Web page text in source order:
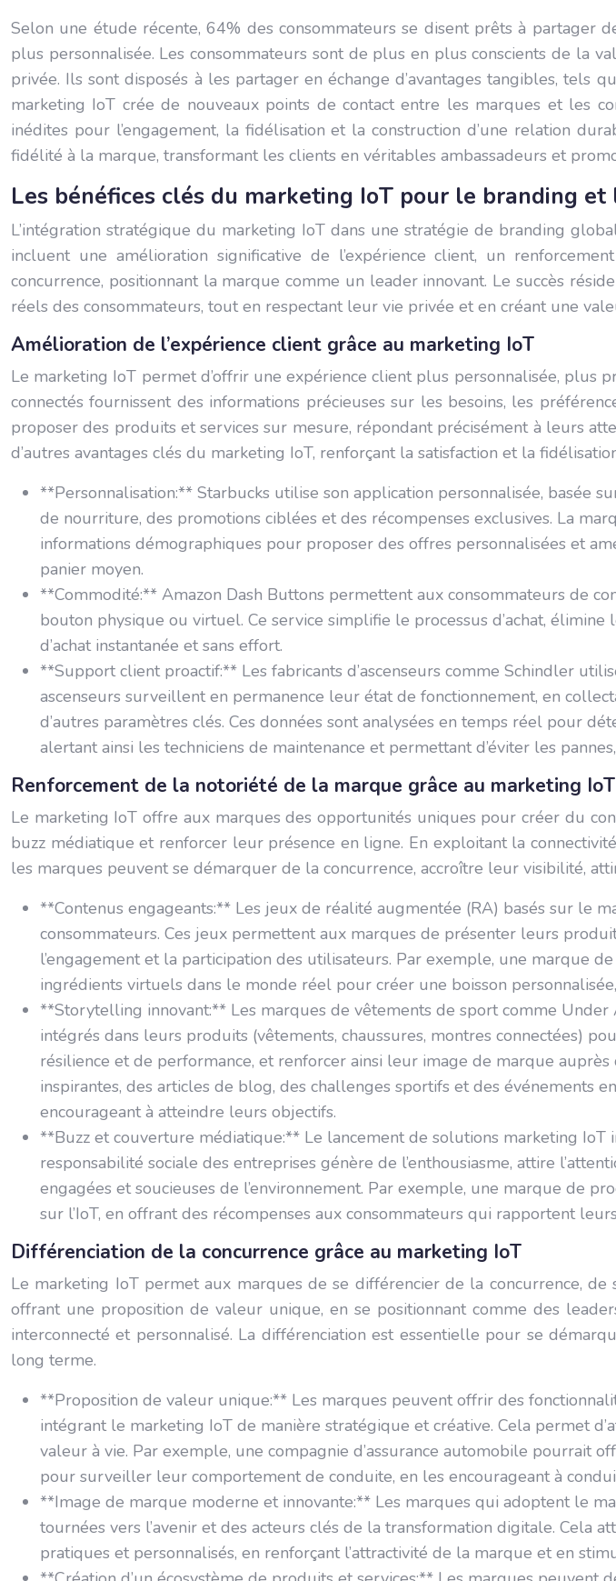
Selon une étude récente, 64% des consommateurs se disent prêts à partager
plus personnalisée. Les consommateurs sont de plus en plus conscients de la
privée. Ils sont disposés à les partager en échange d’avantages tangibles, tels
marketing IoT crée de nouveaux points de contact entre les marques et les
inédites pour l’engagement, la fidélisation et la construction d’une relation
fidélité à la marque, transformant les clients en véritables ambassadeurs et
Les bénéfices clés du marketing IoT pour le branding et
L’intégration stratégique du marketing IoT dans une stratégie de branding
incluent une amélioration significative de l’expérience client, un
concurrence, positionnant la marque comme un leader innovant. Le succès
réels des consommateurs, tout en respectant leur vie privée et en créant une
Amélioration de l’expérience client grâce au marketing IoT
Le marketing IoT permet d’offrir une expérience client plus personnalisée, plus
connectés fournissent des informations précieuses sur les besoins, les
proposer des produits et services sur mesure, répondant précisément à leurs
d’autres avantages clés du marketing IoT, renforçant la satisfaction et la
**Personnalisation:** Starbucks utilise son application personnalisée, basée
de nourriture, des promotions ciblées et des récompenses exclusives. La
informations démographiques pour proposer des offres personnalisées et
panier moyen.
**Commodité:** Amazon Dash Buttons permettent aux consommateurs de
bouton physique ou virtuel. Ce service simplifie le processus d’achat,
d’achat instantanée et sans effort.
**Support client proactif:** Les fabricants d’ascenseurs comme Schindler
ascenseurs surveillent en permanence leur état de fonctionnement, en
d’autres paramètres clés. Ces données sont analysées en temps réel pour
alertant ainsi les techniciens de maintenance et permettant d’éviter les
Renforcement de la notoriété de la marque grâce au marketing IoT
Le marketing IoT offre aux marques des opportunités uniques pour créer du
buzz médiatique et renforcer leur présence en ligne. En exploitant la
les marques peuvent se démarquer de la concurrence, accroître leur visibilité,
**Contenus engageants:** Les jeux de réalité augmentée (RA) basés sur le
consommateurs. Ces jeux permettent aux marques de présenter leurs
l’engagement et la participation des utilisateurs. Par exemple, une marque
ingrédients virtuels dans le monde réel pour créer une boisson
**Storytelling innovant:** Les marques de vêtements de sport comme
intégrés dans leurs produits (vêtements, chaussures, montres connectées)
résilience et de performance, et renforcer ainsi leur image de marque
inspirantes, des articles de blog, des challenges sportifs et des événements
encourageant à atteindre leurs objectifs.
**Buzz et couverture médiatique:** Le lancement de solutions marketing
responsabilité sociale des entreprises génère de l’enthousiasme, attire
engagées et soucieuses de l’environnement. Par exemple, une marque de
sur l’IoT, en offrant des récompenses aux consommateurs qui rapportent
Différenciation de la concurrence grâce au marketing IoT
Le marketing IoT permet aux marques de se différencier de la concurrence,
offrant une proposition de valeur unique, en se positionnant comme des
interconnecté et personnalisé. La différenciation est essentielle pour se
long terme.
**Proposition de valeur unique:** Les marques peuvent offrir des
intégrant le marketing IoT de manière stratégique et créative. Cela permet
valeur à vie. Par exemple, une compagnie d’assurance automobile pourrait
pour surveiller leur comportement de conduite, en les encourageant à
**Image de marque moderne et innovante:** Les marques qui adoptent le
tournées vers l’avenir et des acteurs clés de la transformation digitale. Cela
pratiques et personnalisés, en renforçant l’attractivité de la marque et en